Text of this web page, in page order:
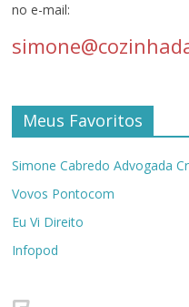
no e-mail:
Meus Favoritos
Simone Cabredo Advogada
Vovos Pontocom
Eu Vi Direito
Infopod